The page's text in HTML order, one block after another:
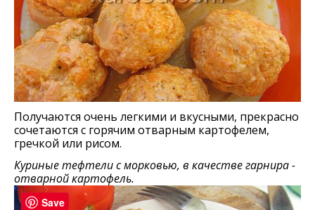
Получаются очень легкими и вкусными, прекрасно
сочетаются с горячим отварным картофелем,
гречкой или рисом.
Куриные тефтели с морковью, в качестве гарнира -
отварной картофель.
Save